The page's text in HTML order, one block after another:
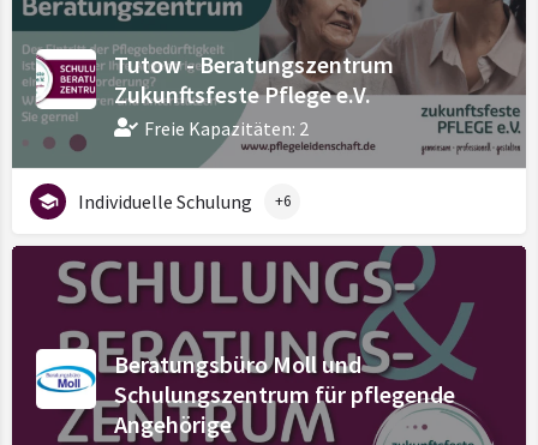
Tutow - Beratungszentrum
Zukunftsfeste Pflege e.V.
Freie Kapazitäten: 2
Individuelle Schulung +6
Beratungsbüro Moll und
Schulungszentrum für pflegende
Angehörige